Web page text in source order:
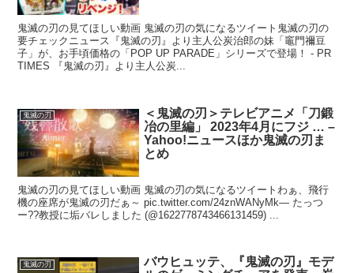
鬼滅の刃の見てほしい動画 鬼滅の刃の気になるツイート鬼滅の刃の
要チェックニュース『鬼滅の刃』より主人公炭治郎の妹「竈門禰豆
子」が、お手頃価格の「POP UP PARADE」シリーズで登場！ - PR
TIMES 『鬼滅の刃』より主人公炭...
鬼滅の刃
＜鬼滅の刃＞テレビアニメ「刀鍛
冶の里編」 2023年4月にフジ … –
Yahoo!ニュースほか鬼滅の刃ま
とめ
鬼滅の刃の見てほしい動画 鬼滅の刃の気になるツイートわぁ、飛行
機の座席が鬼滅の刃だぁ～ pic.twitter.com/24znWANyMk— たっつ
ー??教授に垢バレしました (@1622778743466131459) ...
鬼滅の刃
バウヒュッテ、『鬼滅の刃』モデ